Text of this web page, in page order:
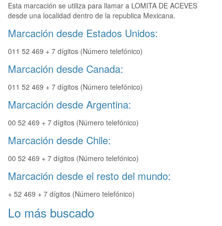
Esta marcación se utiliza para llamar a LOMITA DE ACEVES
desde una localidad dentro de la republica Mexicana.
Marcación desde Estados Unidos:
011 52 469 + 7 dígitos (Número telefónico)
Marcación desde Canada:
011 52 469 + 7 dígitos (Número telefónico)
Marcación desde Argentina:
00 52 469 + 7 dígitos (Número telefónico)
Marcación desde Chile:
00 52 469 + 7 dígitos (Número telefónico)
Marcación desde el resto del mundo:
+ 52 469 + 7 dígitos (Número telefónico)
Lo más buscado